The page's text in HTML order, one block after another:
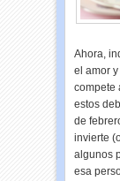
Ahora,
el amor
compete
estos
de
invierte
algunos
esa